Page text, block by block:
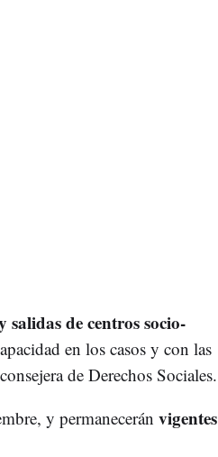
de centros socio-
en los casos y con las
de Derechos Sociales.
y permanecerán vigentes